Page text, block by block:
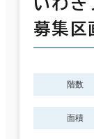
募集区
階数
面積